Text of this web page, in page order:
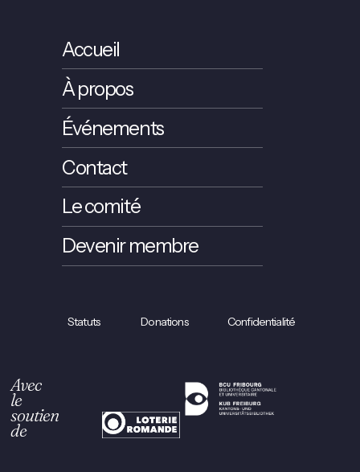
Accueil
À propos
Événements
Contact
Le comité
Devenir membre
Statuts Donations Confidentialité
Avec
le
soutien
de